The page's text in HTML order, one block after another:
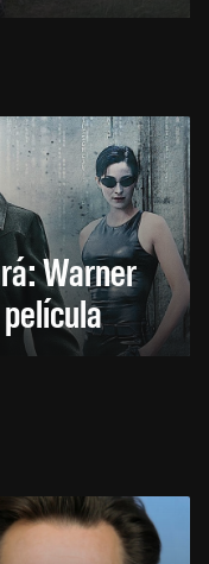
Warner